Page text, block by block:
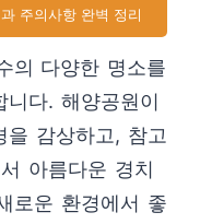
주의사항 완벽 정리
의 다양한 명소를
다. 해양공원이
감상하고, 참고
아름다운 경치
로운 환경에서 좋